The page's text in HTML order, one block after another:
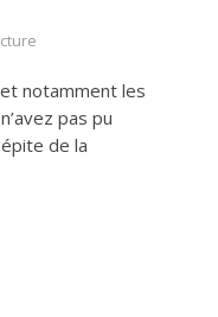
notamment les
pas pu
de la